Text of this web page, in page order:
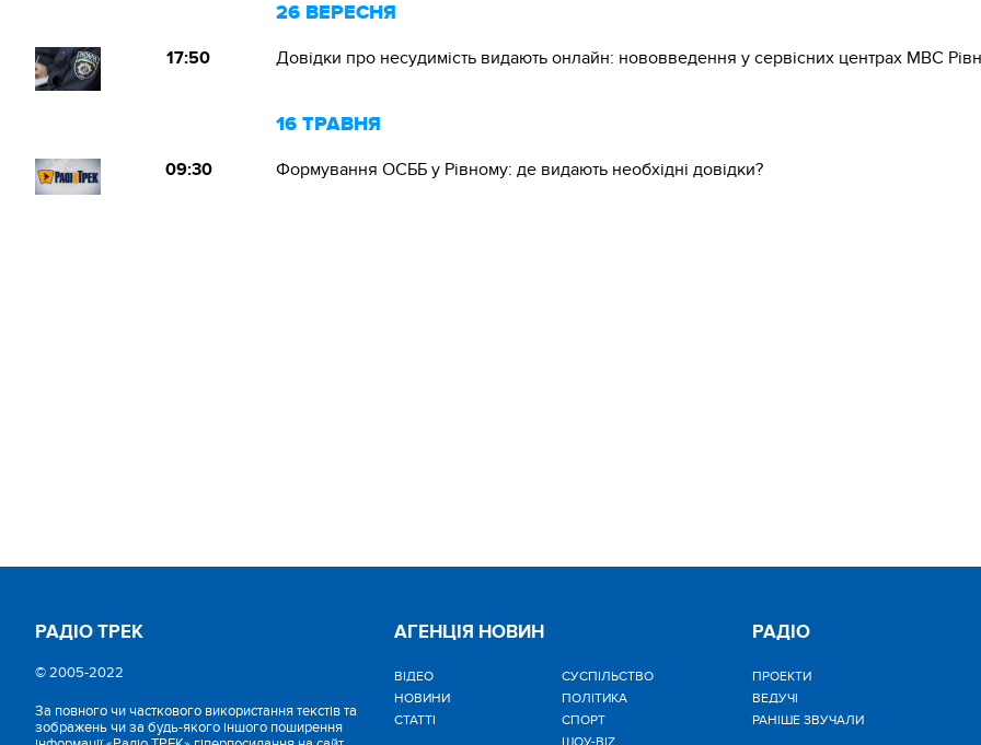
26 ВЕРЕСНЯ
17:50 Довідки про несудимість видають онлайн: нововведення у сервісних центрах МВС
16 ТРАВНЯ
09:30 Формування ОСББ у Рівному: де видають необхідні довідки?
РАДІО ТРЕК
© 2005-2022
За повного чи часткового використання текстів та
зображень чи за будь-якого іншого поширення
АГЕНЦІЯ НОВИН
ВІДЕО
НОВИНИ
СТАТТІ
CУСПІЛЬСТВО
ПОЛІТИКА
СПОРТ
РАДІО
ПРОЕКТИ
ВЕДУЧІ
РАНІШЕ ЗВУЧАЛИ